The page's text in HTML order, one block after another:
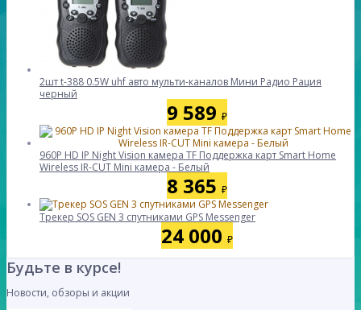
2шт t-388 0.5W uhf авто мульти-каналов Мини Радио Рация
черный
9 589 ₽
960P HD IP Night Vision камера TF Поддержка карт Smart Home
Wireless IR-CUT Mini камера - Белый
8 365 ₽
Трекер SOS GEN 3 спутниками GPS Messenger
24 000 ₽
Будьте в курсе!
Новости, обзоры и акции